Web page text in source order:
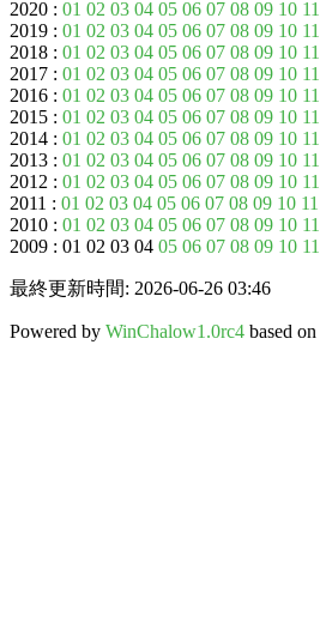
2020 : 01 02 03 04 05 06 07 08 09 10 11
2019 : 01 02 03 04 05 06 07 08 09 10 11
2018 : 01 02 03 04 05 06 07 08 09 10 11
2017 : 01 02 03 04 05 06 07 08 09 10 11
2016 : 01 02 03 04 05 06 07 08 09 10 11
2015 : 01 02 03 04 05 06 07 08 09 10 11
2014 : 01 02 03 04 05 06 07 08 09 10 11
2013 : 01 02 03 04 05 06 07 08 09 10 11
2012 : 01 02 03 04 05 06 07 08 09 10 11
2011 : 01 02 03 04 05 06 07 08 09 10 11
2010 : 01 02 03 04 05 06 07 08 09 10 11
2009 : 01 02 03 04 05 06 07 08 09 10 11
最終更新時間: 2026-06-26 03:46
Powered by WinChalow1.0rc4 based on